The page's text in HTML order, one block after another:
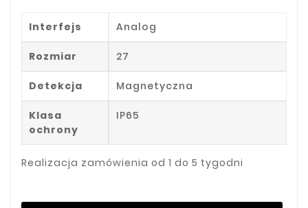
Interfejs Analog
Rozmiar 27
Detekcja Magnetyczna
Klasa
ochrony
IP65
Realizacja zamówienia od 1 do 5 tygodni